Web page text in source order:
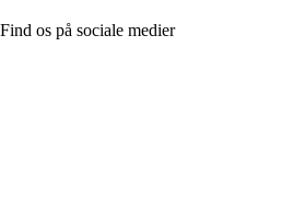
Find os på sociale medier